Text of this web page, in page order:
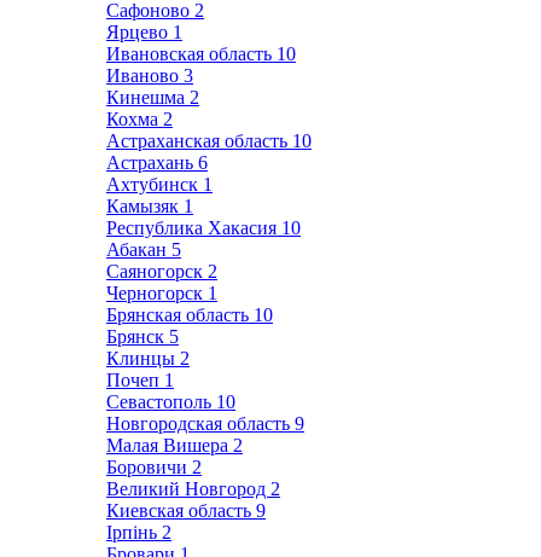
Сафоново 2
Ярцево 1
Ивановская область 10
Иваново 3
Кинешма 2
Кохма 2
Астраханская область 10
Астрахань 6
Ахтубинск 1
Камызяк 1
Республика Хакасия 10
Абакан 5
Саяногорск 2
Черногорск 1
Брянская область 10
Брянск 5
Клинцы 2
Почеп 1
Севастополь 10
Новгородская область 9
Малая Вишера 2
Боровичи 2
Великий Новгород 2
Киевская область 9
Ірпінь 2